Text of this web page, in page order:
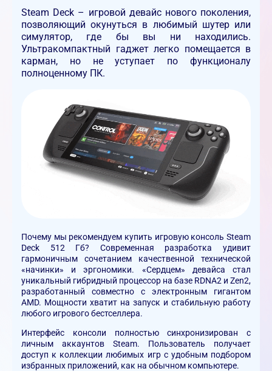
Steam Deck – игровой девайс нового поколения,
позволяющий окунуться в любимый шутер или
симулятор, где бы вы ни находились.
Ультракомпактный гаджет легко помещается в
карман, но не уступает по функционалу
полноценному ПК.
Почему мы рекомендуем купить игровую консоль Steam
Deck 512 Гб? Современная разработка удивит
гармоничным сочетанием качественной технической
«начинки» и эргономики. «Сердцем» девайса стал
уникальный гибридный процессор на базе RDNA2 и Zen2,
разработанный совместно с электронным гигантом
AMD. Мощности хватит на запуск и стабильную работу
любого игрового бестселлера.
Интерфейс консоли полностью синхронизирован с
личным аккаунтов Steam. Пользователь получает
доступ к коллекции любимых игр с удобным подбором
избранных приложений, как на обычном компьютере.